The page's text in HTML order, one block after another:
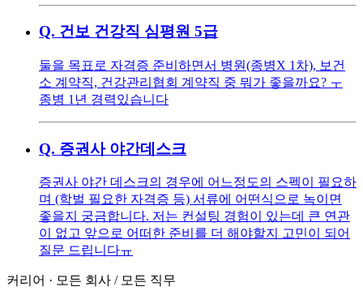
Q. 건보 건강직 심평원 5급
둘을 목표로 자격증 준비하면서 병원(종병X 1차), 보건
소 계약직, 건강관리협회 계약직 중 뭐가 좋을까요? ㅜ
종병 1년 경력있습니다
Q. 증권사 야간데스크
증권사 야간 데스크의 경우에 어느정도의 스펙이 필요하
며 (학벌 필요한 자격증 등) 서류에 어떤식으로 녹이면
좋을지 궁금합니다. 저는 컨설팅 경험이 있는데 큰 연관
이 없고 앞으로 어떠한 준비를 더 해야할지 고민이 되어
질문 드립니다ㅠ
커리어 · 모든 회사 / 모든 직무